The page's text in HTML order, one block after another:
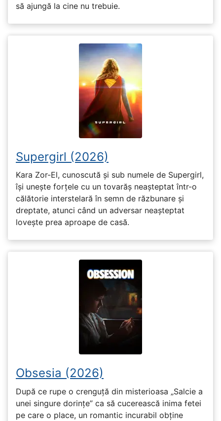
să ajungă la cine nu trebuie.
Supergirl (2026)
Kara Zor-El, cunoscută și sub numele de Supergirl,
își unește forțele cu un tovarăș neașteptat într-o
călătorie interstelară în semn de răzbunare și
dreptate, atunci când un adversar neașteptat
lovește prea aproape de casă.
Obsesia (2026)
După ce rupe o crenguță din misterioasa „Salcie a
unei singure dorințe” ca să cucerească inima fetei
pe care o place, un romantic incurabil obține